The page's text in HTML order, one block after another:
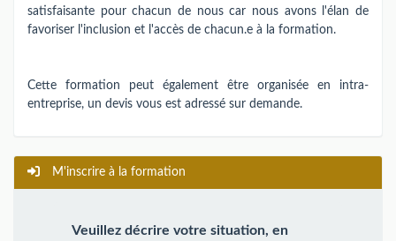
satisfaisante pour chacun de nous car nous avons l'élan de
favoriser l'inclusion et l'accès de chacun.e à la formation.
Cette formation peut également être organisée en intra-
entreprise, un devis vous est adressé sur demande.
M'inscrire à la formation
Veuillez décrire votre situation, en